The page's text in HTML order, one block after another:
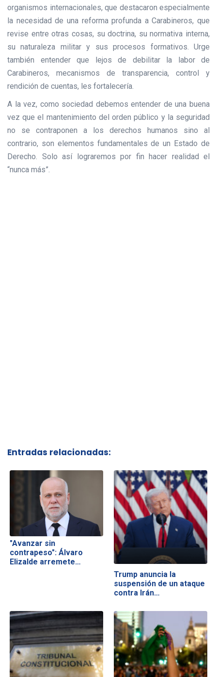
organismos internacionales, que destacaron especialmente
la necesidad de una reforma profunda a Carabineros, que
revise entre otras cosas, su doctrina, su normativa interna,
su naturaleza militar y sus procesos formativos. Urge
también entender que lejos de debilitar la labor de
Carabineros, mecanismos de transparencia, control y
rendición de cuentas, les fortalecería.
A la vez, como sociedad debemos entender de una buena
vez que el mantenimiento del orden público y la seguridad
no se contraponen a los derechos humanos sino al
contrario, son elementos fundamentales de un Estado de
Derecho. Solo así lograremos por fin hacer realidad el
“nunca más”.
Entradas relacionadas:
"Avanzar sin
contrapeso": Álvaro
Elizalde arremete…
Trump anuncia la
suspensión de un ataque
contra Irán…